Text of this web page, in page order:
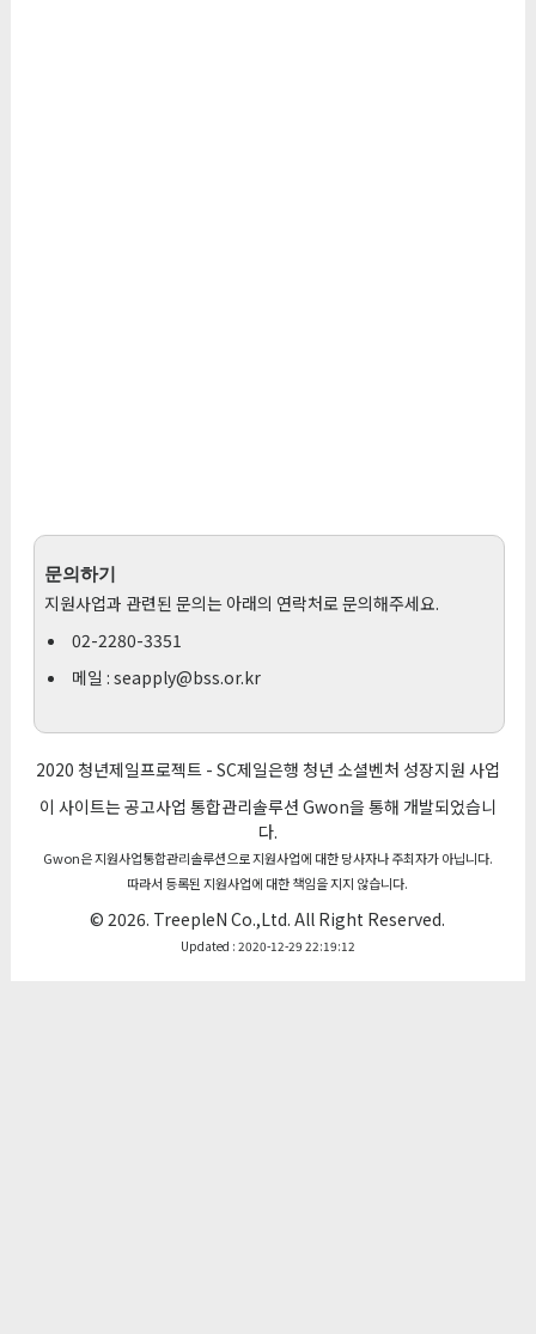
문의하기
지원사업과 관련된 문의는 아래의 연락처로 문의해주세요.
02-2280-3351
메일 :seapply@bss.or.kr
2020 청년제일프로젝트 - SC제일은행 청년 소셜벤처 성장지원 사업
이 사이트는 공고사업 통합관리솔루션 Gwon을 통해 개발되었습니
다.
Gwon은 지원사업통합관리솔루션으로 지원사업에 대한 당사자나 주최자가 아닙니다.
따라서 등록된 지원사업에 대한 책임을 지지 않습니다.
© 2026. TreepleN Co.,Ltd. All Right Reserved.
Updated : 2020-12-29 22:19:12